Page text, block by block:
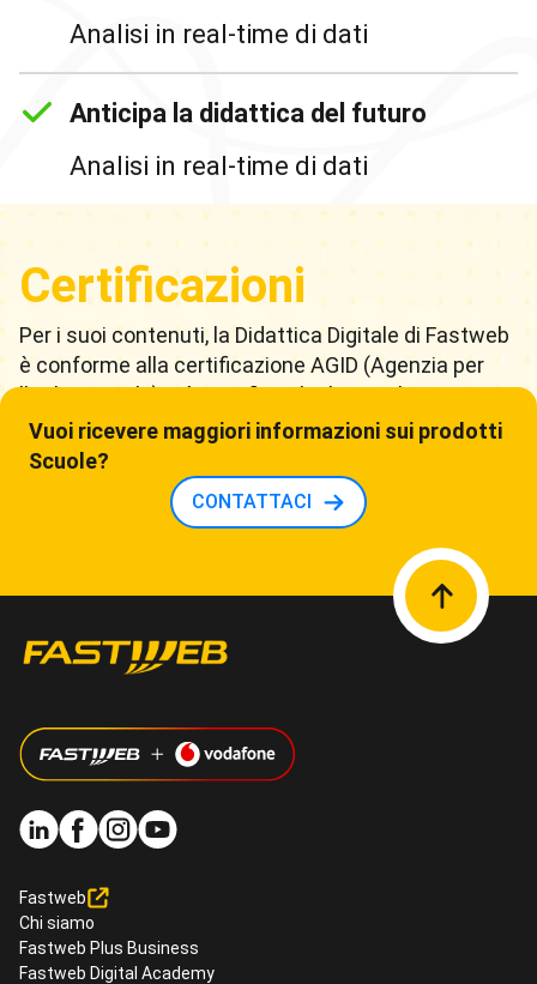
Analisi in real-time di dati
Anticipa la didattica del futuro
Analisi in real-time di dati
Certificazioni
Per i suoi contenuti, la Didattica Digitale di Fastweb
è conforme alla certificazione AGID (Agenzia per
l’Italia Digitale), ciò significa che le scuole, come
enti della Pubblica Amministrazione, hanno la
garanzia di adottare servizi Cloud omogenei e di
Vuoi ricevere maggiori informazioni sui prodotti
Scuole?
CONTATTACI
Fastweb
Chi siamo
Fastweb Plus Business
Fastweb Digital Academy